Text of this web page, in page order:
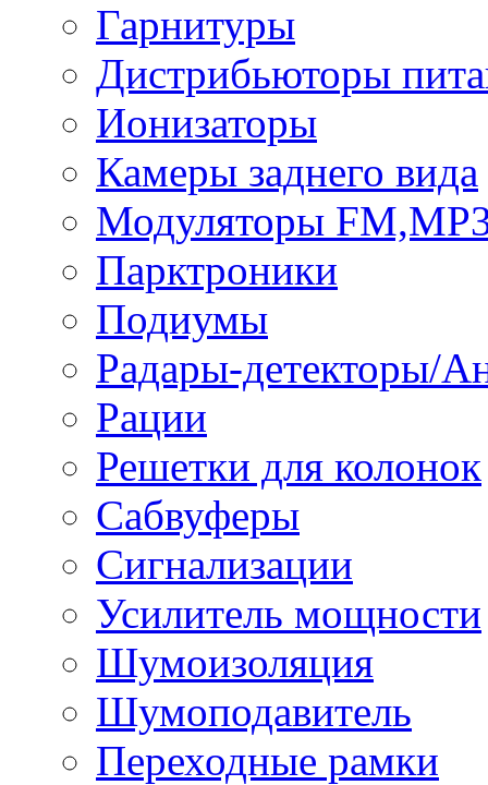
Гарнитуры
Дистрибьюторы
Ионизаторы
Камеры заднего вида
Модуляторы
Парктроники
Подиумы
Радары-детекторы/
Рации
Решетки для колонок
Сабвуферы
Сигнализации
Усилитель мощности
Шумоизоляция
Шумоподавитель
Переходные рамки